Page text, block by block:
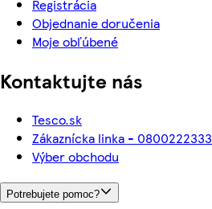
Registrácia
Objednanie doručenia
Moje obľúbené
Kontaktujte nás
Tesco.sk
Zákaznícka linka - 0800222333
Výber obchodu
Potrebujete pomoc?